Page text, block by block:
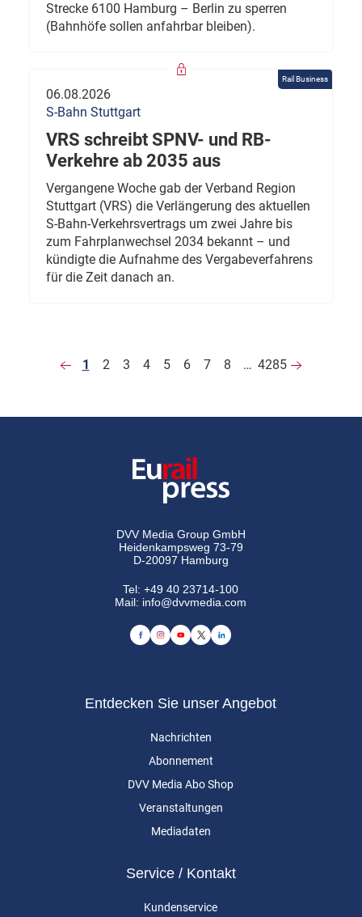
Strecke 6100 Hamburg – Berlin zu sperren
(Bahnhöfe sollen anfahrbar bleiben).
Rail Business
06.08.2026
S-Bahn Stuttgart
VRS schreibt SPNV- und RB-
Verkehre ab 2035 aus
Vergangene Woche gab der Verband Region
Stuttgart (VRS) die Verlängerung des aktuellen
S-Bahn-Verkehrsvertrags um zwei Jahre bis
zum Fahrplanwechsel 2034 bekannt – und
kündigte die Aufnahme des Vergabeverfahrens
für die Zeit danach an.
1 2 3 4 5 6 7 8 … 4285
DVV Media Group GmbH
Heidenkampsweg 73-79
D-20097 Hamburg
Tel:+49 40 23714-100
Mail: info@dvvmedia.com
Entdecken Sie unser Angebot
Nachrichten
Abonnement
DVV Media Abo Shop
Veranstaltungen
Mediadaten
Service / Kontakt
Kundenservice